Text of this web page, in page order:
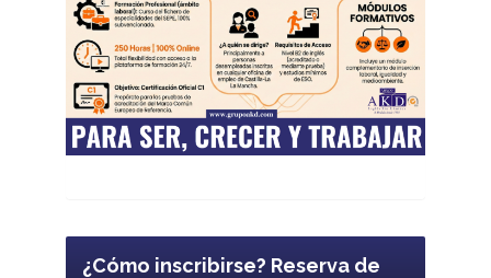
¿Cómo inscribirse? Reserva de